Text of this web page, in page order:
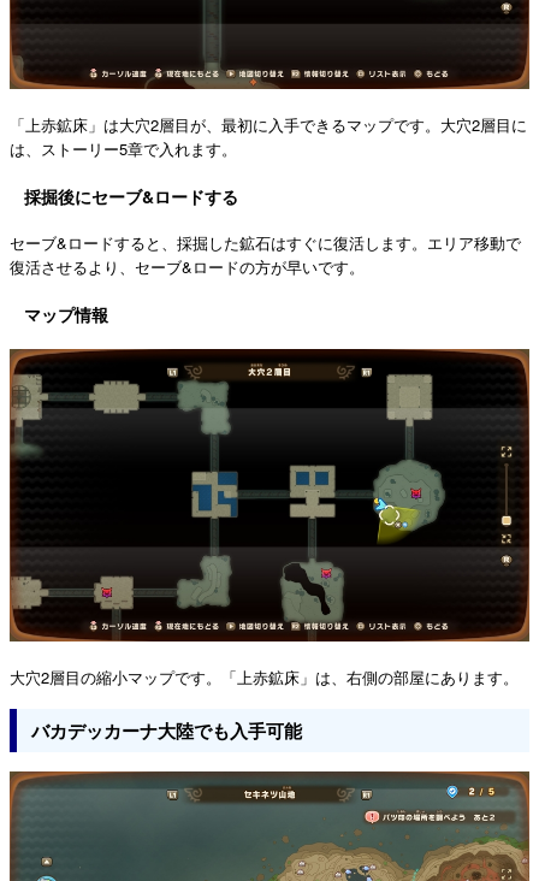
「上赤鉱床」は大穴2層目が、最初に入手できるマップです。大穴2層目に
は、ストーリー5章で入れます。
採掘後にセーブ&ロードする
セーブ&ロードすると、採掘した鉱石はすぐに復活します。エリア移動で
復活させるより、セーブ&ロードの方が早いです。
マップ情報
大穴2層目の縮小マップです。「上赤鉱床」は、右側の部屋にあります。
バカデッカーナ大陸でも入手可能